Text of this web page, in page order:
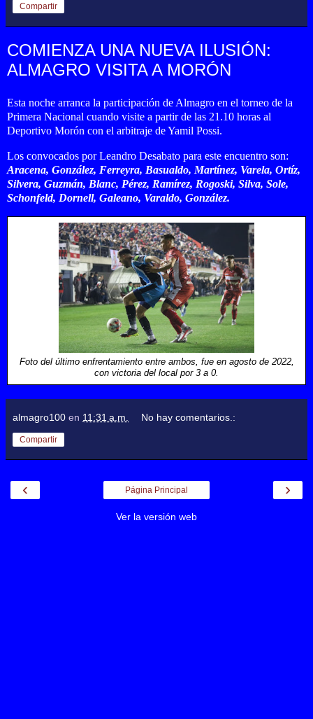
Compartir
COMIENZA UNA NUEVA ILUSIÓN:
ALMAGRO VISITA A MORÓN
Esta noche arranca la participación de Almagro en el torneo de la
Primera Nacional cuando visite a partir de las 21.10 horas al
Deportivo Morón con el arbitraje de Yamil Possi.
Los convocados por Leandro Desabato para este encuentro son:
Aracena, González, Ferreyra, Basualdo, Martínez, Varela, Ortíz,
Silvera, Guzmán, Blanc, Pérez, Ramírez, Rogoski, Silva, Sole,
Schonfeld, Dornell, Galeano, Varaldo, González.
Foto del último enfrentamiento entre ambos, fue en agosto de 2022,
con victoria del local por 3 a 0.
almagro100 en 11:31 a.m. No hay comentarios.:
Compartir
‹ ›
Página Principal
Ver la versión web